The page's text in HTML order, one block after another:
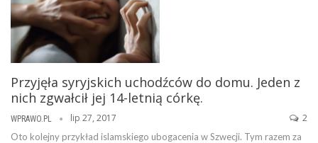
Przyjęła syryjskich uchodźców do domu. Jeden z
nich zgwałcił jej 14-letnią córkę.
WPRAWO.PL lip 27, 2017 2
Oto kolejny przykład islamskiego ubogacenia w Szwecji. Tym razem za